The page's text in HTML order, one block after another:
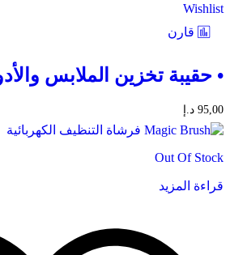
Wishlist
قارن
• حقيبة تخزين الملابس
95,00 د.إ
Out Of Stock
قراءة المزيد